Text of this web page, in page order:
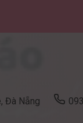
Đà Nẵng